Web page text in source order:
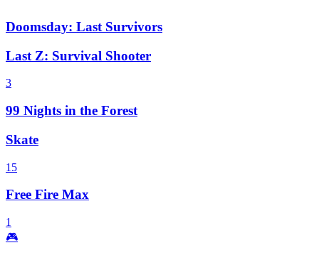
Doomsday: Last Survivors
Last Z: Survival Shooter
3
99 Nights in the Forest
Skate
15
Free Fire Max
1
🎮